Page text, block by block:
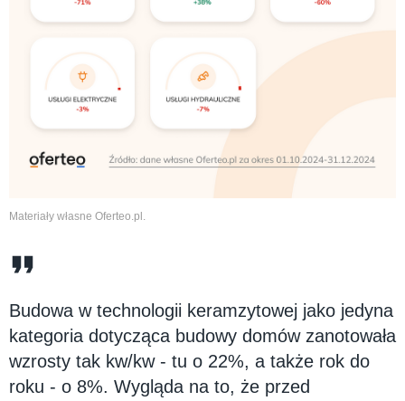
Materiały własne Oferteo.pl.
Budowa w technologii keramzytowej jako jedyna
kategoria dotycząca budowy domów zanotowała
wzrosty tak kw/kw - tu o 22%, a także rok do
roku - o 8%. Wygląda na to, że przed